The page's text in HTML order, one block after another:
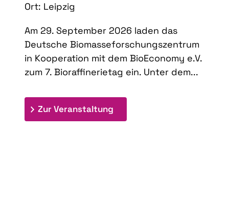
Ort: Leipzig
Am 29. September 2026 laden das
Deutsche Biomasseforschungszentrum
in Kooperation mit dem BioEconomy e.V.
zum 7. Bioraffinerietag ein. Unter dem...
Zur Veranstaltung